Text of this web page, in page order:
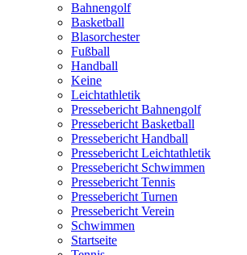
Bahnengolf
Basketball
Blasorchester
Fußball
Handball
Keine
Leichtathletik
Pressebericht Bahnengolf
Pressebericht Basketball
Pressebericht Handball
Pressebericht Leichtathletik
Pressebericht Schwimmen
Pressebericht Tennis
Pressebericht Turnen
Pressebericht Verein
Schwimmen
Startseite